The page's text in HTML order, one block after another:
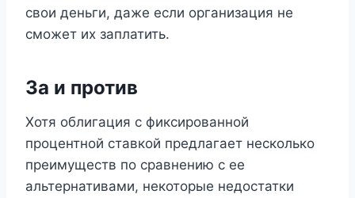
свои деньги, даже если организация не
сможет их заплатить.
За и против
Хотя облигация с фиксированной
процентной ставкой предлагает несколько
преимуществ по сравнению с ее
альтернативами, некоторые недостатки